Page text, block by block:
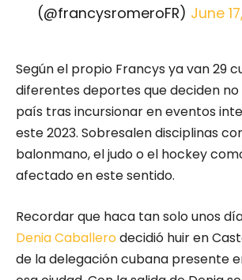
(@francysromeroFR) June
Según el propio Francys ya van 29
diferentes deportes que deciden
país tras incursionar en eventos
este 2023. Sobresalen disciplinas
balonmano, el judo o el hockey
afectado en este sentido.
Recordar que haca tan solo unos
Denia Caballerodecidió huir en
de la delegación cubana presente